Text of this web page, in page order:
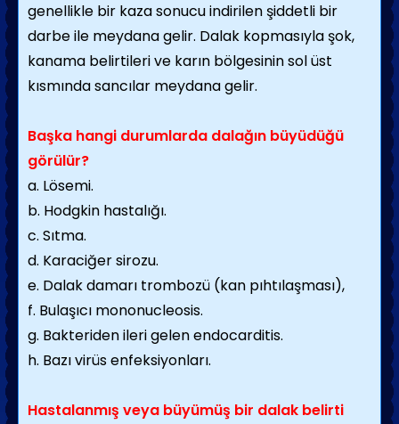
genellikle bir kaza sonucu indirilen şiddetli bir
darbe ile meydana gelir. Dalak kopmasıyla şok,
kanama belirtileri ve karın bölgesinin sol üst
kısmında sancılar meydana gelir.
Başka hangi durumlarda dalağın büyüdüğü
görülür?
a. Lösemi.
b. Hodgkin hastalığı.
c. Sıtma.
d. Karaciğer sirozu.
e. Dalak damarı trombozü (kan pıhtılaşması),
f. Bulaşıcı mononucleosis.
g. Bakteriden ileri gelen endocarditis.
h. Bazı virüs enfeksiyonları.
Hastalanmış veya büyümüş bir dalak belirti